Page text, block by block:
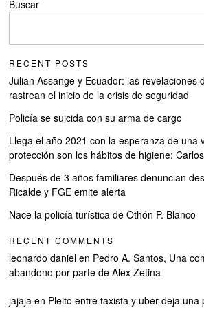
Buscar
RECENT POSTS
Julian Assange y Ecuador: las revelaciones
rastrean el inicio de la crisis de seguridad
Policía se suicida con su arma de cargo
Llega el año 2021 con la esperanza de una
protección son los hábitos de higiene:
Después de 3 años familiares denuncian
Ricalde y FGE emite alerta
Nace la policía turística de Othón P. Blanco
RECENT COMMENTS
leonardo daniel en Pedro A. Santos, Una
abandono por parte de Alex Zetina
jajaja en Pleito entre taxista y uber deja una